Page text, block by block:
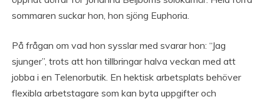
sommaren suckar hon, hon sjöng Euphoria.
På frågan om vad hon sysslar med svarar hon: “Jag
sjunger”, trots att hon tillbringar halva veckan med att
jobba i en Telenorbutik. En hektisk arbetsplats behöver
flexibla arbetstagare som kan byta uppgifter och